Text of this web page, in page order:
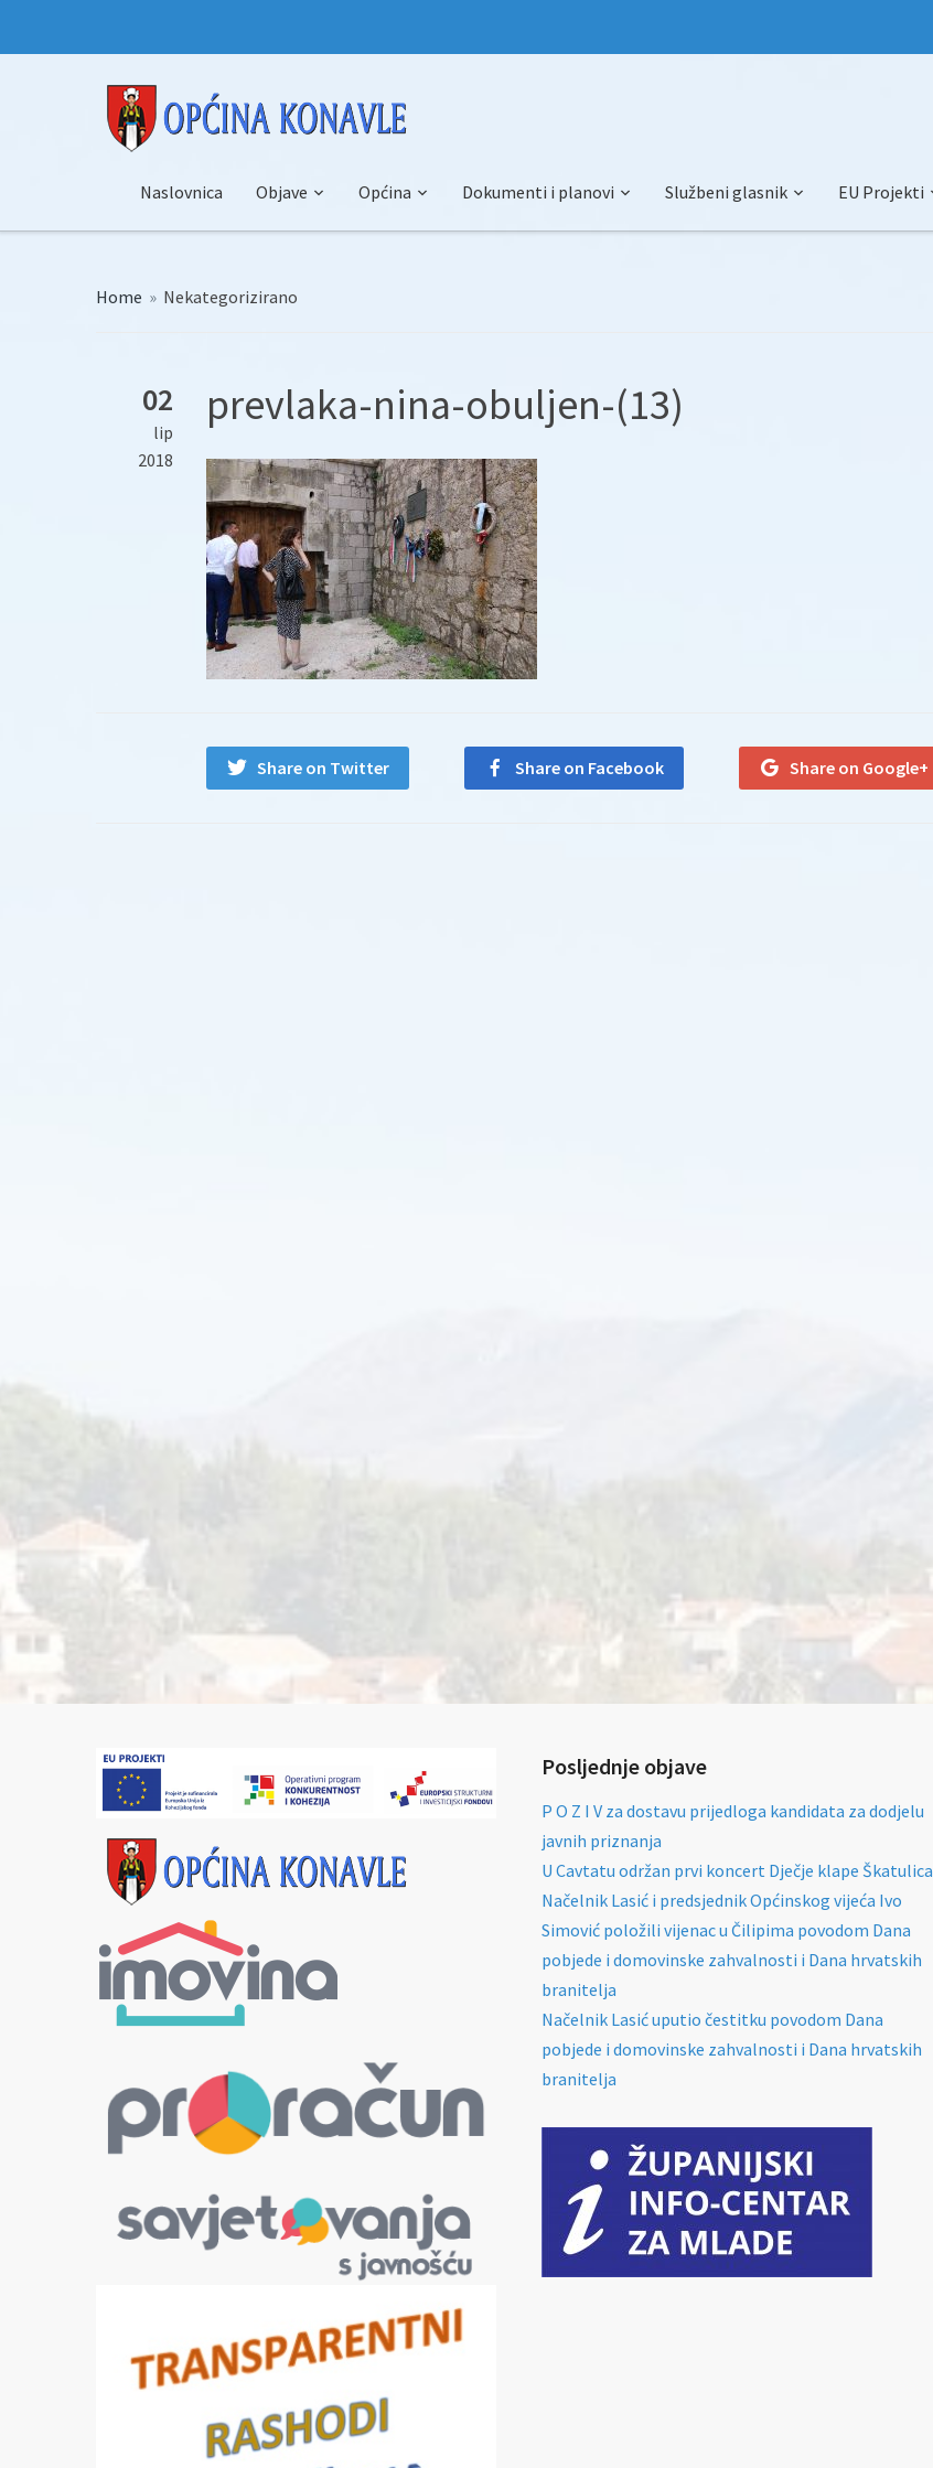
Naslovnica Objave Općina Dokumenti i planovi Službeni glasnik EU Projekti
Home » Nekategorizirano
02
lip
2018
prevlaka-nina-obuljen-(13)
Share on Twitter Share on Facebook Share on Google+
Posljednje objave
P O Z I V za dostavu prijedloga kandidata za dodjelu
javnih priznanja
U Cavtatu održan prvi koncert Dječje klape Škatulica
Načelnik Lasić i predsjednik Općinskog vijeća Ivo
Simović položili vijenac u Čilipima povodom Dana
pobjede i domovinske zahvalnosti i Dana hrvatskih
branitelja
Načelnik Lasić uputio čestitku povodom Dana
pobjede i domovinske zahvalnosti i Dana hrvatskih
branitelja